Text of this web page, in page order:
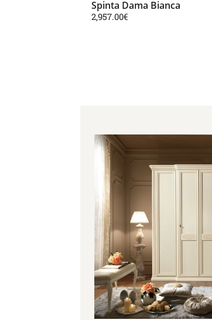
Spinta Dama Bianca
2,957.00€